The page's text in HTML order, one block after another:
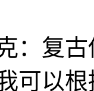
：复
可以